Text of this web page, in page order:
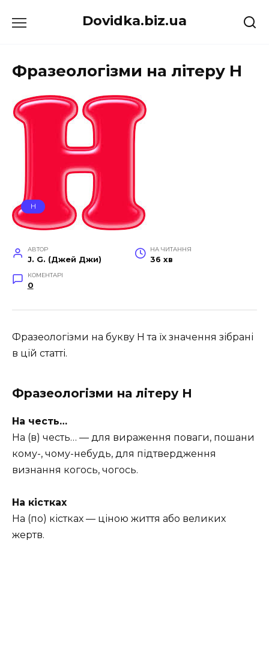
до
Dovidka.biz.ua
Фразеологізми на літеру Н
Н
АВТОР
J. G. (Джей Джи)
НА ЧИТАННЯ
36 хв
КОМЕНТАРІ
0
Фразеологізми на букву Н та їх значення зібрані
в цій статті.
Фразеологізми на літеру Н
На честь…
На (в) честь… — для вираження поваги, пошани
кому-, чому-небудь, для підтвердження
визнання когось, чогось.
На кістках
На (по) кістках — ціною життя або великих
жертв.